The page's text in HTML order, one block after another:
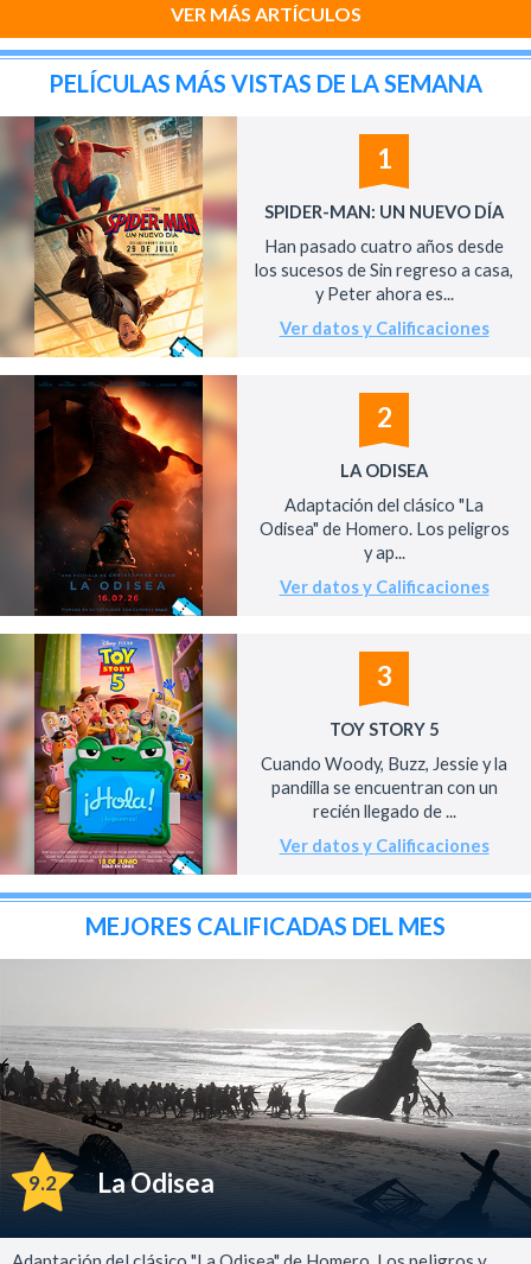
VER MÁS ARTÍCULOS
PELÍCULAS MÁS VISTAS DE LA SEMANA
1
SPIDER-MAN: UN NUEVO DÍA
Han pasado cuatro años desde
los sucesos de Sin regreso a casa,
y Peter ahora es...
Ver datos y Calificaciones
2
LA ODISEA
Adaptación del clásico "La
Odisea" de Homero. Los peligros
y ap...
Ver datos y Calificaciones
3
TOY STORY 5
Cuando Woody, Buzz, Jessie y la
pandilla se encuentran con un
recién llegado de ...
Ver datos y Calificaciones
MEJORES CALIFICADAS DEL MES
9.2 La Odisea